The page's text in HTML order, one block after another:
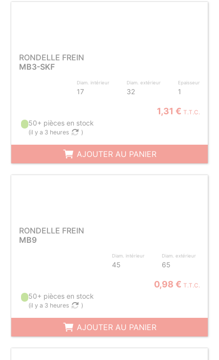
RONDELLE FREIN
MB3-SKF
Diam. intérieur
17
Diam. extérieur
32
Epaisseur
1
1,31 € T.T.C.
50+ pièces en stock
(il y a 3 heures )
AJOUTER AU PANIER
RONDELLE FREIN
MB9
Diam. intérieur
45
Diam. extérieur
65
0,98 € T.T.C.
50+ pièces en stock
(il y a 3 heures )
AJOUTER AU PANIER